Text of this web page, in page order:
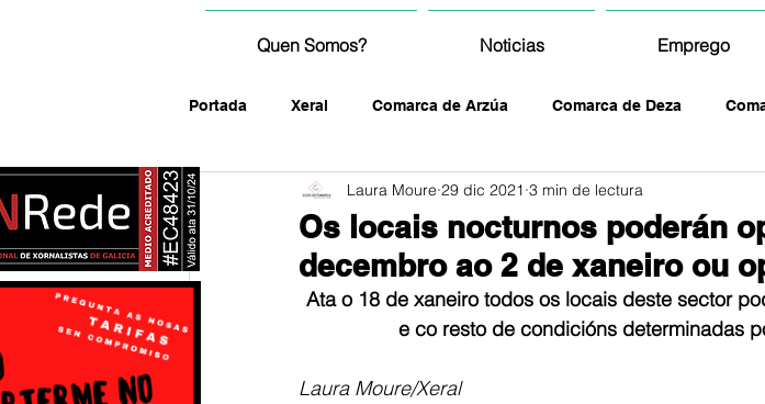
Quen Somos? Noticias Emprego
Portada Xeral Comarca de Arzúa Comarca de Deza
fotografía
Os locais nocturnos poderán
decembro ao 2 de xaneiro ou
Laura Moure 29 dic 2021 3 min de lectura
Ata o 18 de xaneiro todos os locais deste sector
e co resto de condicións determinadas
Laura Moure/Xeral